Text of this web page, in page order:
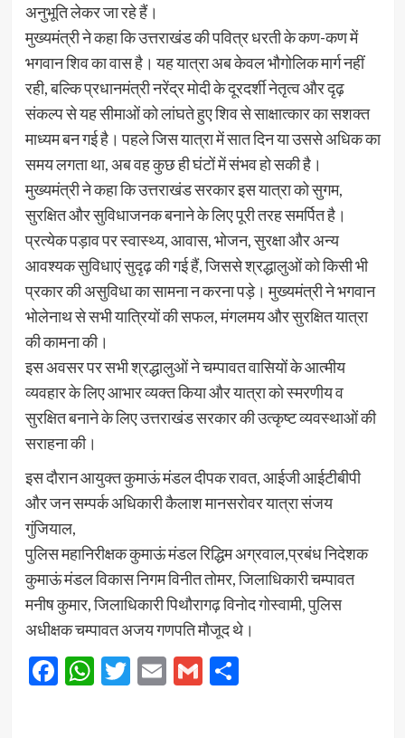
अनुभूति लेकर जा रहे हैं।
मुख्यमंत्री ने कहा कि उत्तराखंड की पवित्र धरती के कण-कण में
भगवान शिव का वास है। यह यात्रा अब केवल भौगोलिक मार्ग नहीं
रही, बल्कि प्रधानमंत्री नरेंद्र मोदी के दूरदर्शी नेतृत्व और दृढ़
संकल्प से यह सीमाओं को लांघते हुए शिव से साक्षात्कार का सशक्त
माध्यम बन गई है। पहले जिस यात्रा में सात दिन या उससे अधिक का
समय लगता था, अब वह कुछ ही घंटों में संभव हो सकी है।
मुख्यमंत्री ने कहा कि उत्तराखंड सरकार इस यात्रा को सुगम,
सुरक्षित और सुविधाजनक बनाने के लिए पूरी तरह समर्पित है।
प्रत्येक पड़ाव पर स्वास्थ्य, आवास, भोजन, सुरक्षा और अन्य
आवश्यक सुविधाएं सुदृढ़ की गई हैं, जिससे श्रद्धालुओं को किसी भी
प्रकार की असुविधा का सामना न करना पड़े। मुख्यमंत्री ने भगवान
भोलेनाथ से सभी यात्रियों की सफल, मंगलमय और सुरक्षित यात्रा
की कामना की।
इस अवसर पर सभी श्रद्धालुओं ने चम्पावत वासियों के आत्मीय
व्यवहार के लिए आभार व्यक्त किया और यात्रा को स्मरणीय व
सुरक्षित बनाने के लिए उत्तराखंड सरकार की उत्कृष्ट व्यवस्थाओं की
सराहना की।
इस दौरान आयुक्त कुमाऊं मंडल दीपक रावत, आईजी आईटीबीपी
और जन सम्पर्क अधिकारी कैलाश मानसरोवर यात्रा संजय
गुंजियाल,
पुलिस महानिरीक्षक कुमाऊं मंडल रिद्धिम अग्रवाल,प्रबंध निदेशक
कुमाऊं मंडल विकास निगम विनीत तोमर, जिलाधिकारी चम्पावत
मनीष कुमार, जिलाधिकारी पिथौरागढ़ विनोद गोस्वामी, पुलिस
अधीक्षक चम्पावत अजय गणपति मौजूद थे।
Facebook
WhatsApp
Twitter
EmailGmailShare